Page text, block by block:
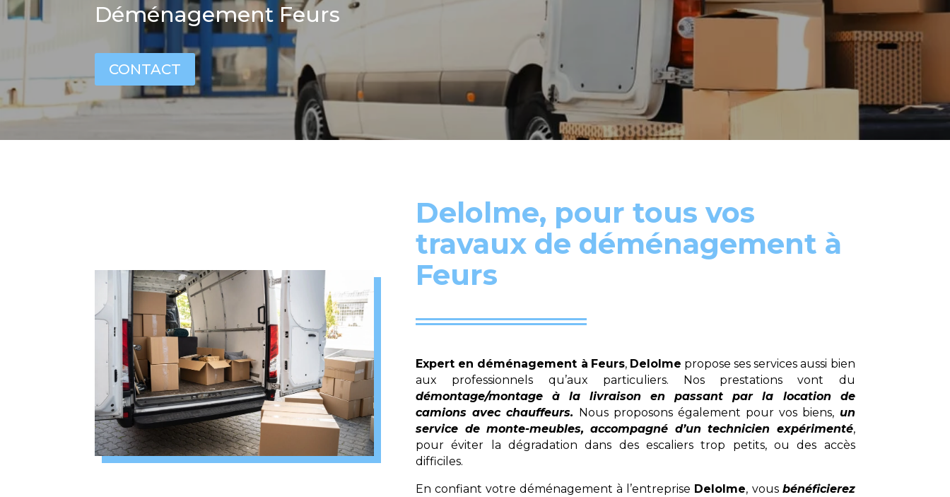
Déménagement Feurs
CONTACT
Delolme, pour tous vos
travaux de déménagement à
Feurs
Expert en déménagement à Feurs, Delolme propose ses services aussi bien
aux professionnels qu’aux particuliers. Nos prestations vont du
démontage/montage à la livraison en passant par la location de
camions avec chauffeurs. Nous proposons également pour vos biens, un
service de monte-meubles, accompagné d’un technicien expérimenté,
pour éviter la dégradation dans des escaliers trop petits, ou des accès
difficiles.
En confiant votre déménagement à l’entreprise Delolme, vous bénéficierez